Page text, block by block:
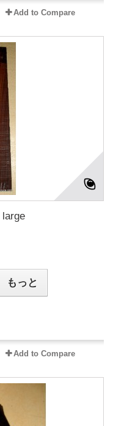
Add to Compare
large
もっと
Add to Compare